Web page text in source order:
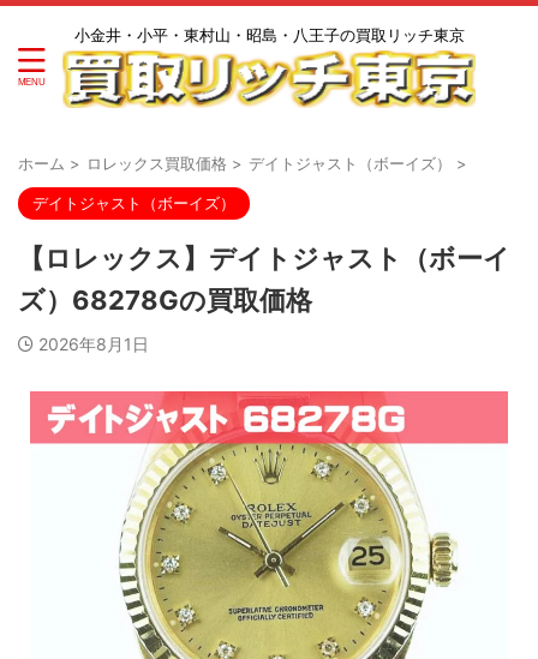
小金井・小平・東村山・昭島・八王子の買取リッチ東京
ホーム > ロレックス買取価格 > デイトジャスト（ボーイズ） >
デイトジャスト（ボーイズ）
【ロレックス】デイトジャスト（ボーイ
ズ）68278Gの買取価格
2026年8月1日